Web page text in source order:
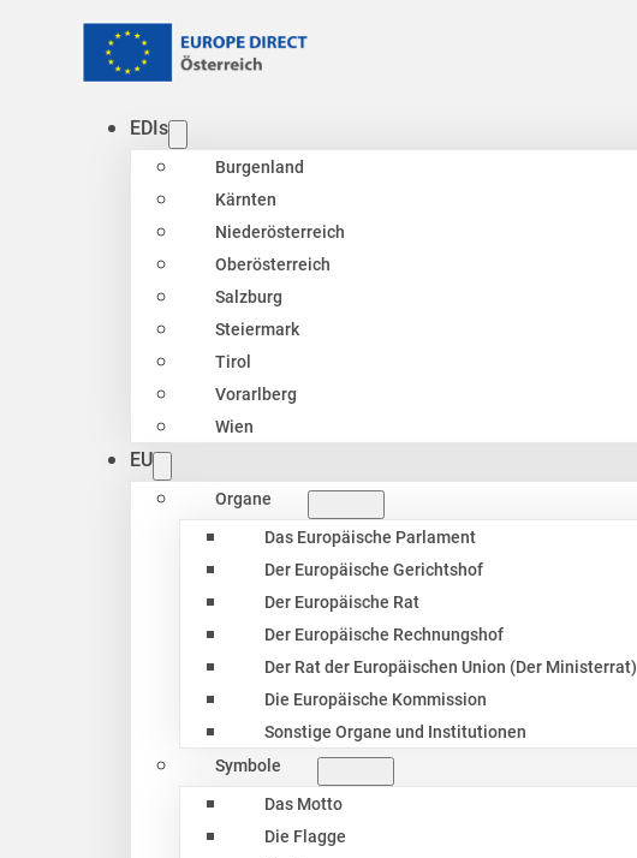
EDIs
Burgenland
Kärnten
Niederösterreich
Oberösterreich
Salzburg
Steiermark
Tirol
Vorarlberg
Wien
EU
Organe
Das Europäische Parlament
Der Europäische Gerichtshof
Der Europäische Rat
Der Europäische Rechnungshof
Der Rat der Europäischen Union (Der Ministerrat)
Die Europäische Kommission
Sonstige Organe und Institutionen
Symbole
Das Motto
Die Flagge